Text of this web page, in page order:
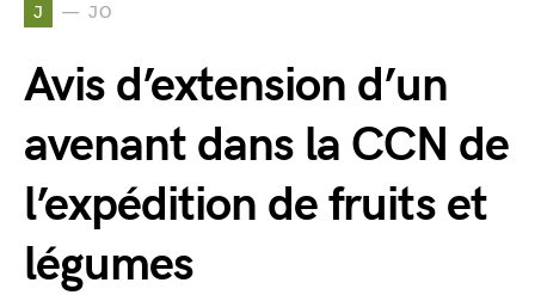
J JO
Avis d’extension d’un
avenant dans la CCN de
l’expédition de fruits et
légumes